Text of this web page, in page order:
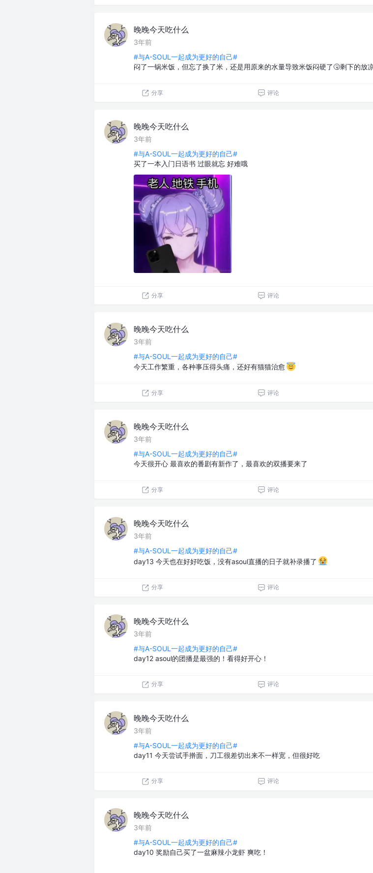
晚晚今天吃什么
3年前
#与A-SOUL一起成为更好的自己#
闷了一锅米饭，但忘了换了米，还是用原来的水量导致米饭闷硬了🤧剩下的放
分享 评论
晚晚今天吃什么
3年前
#与A-SOUL一起成为更好的自己#
买了一本入门日语书 过眼就忘 好难哦
分享 评论
晚晚今天吃什么
3年前
#与A-SOUL一起成为更好的自己#
今天工作繁重，各种事压得头痛，还好有猫猫治愈
分享 评论
晚晚今天吃什么
3年前
#与A-SOUL一起成为更好的自己#
今天很开心 最喜欢的番剧有新作了，最喜欢的双播要来了
分享 评论
晚晚今天吃什么
3年前
#与A-SOUL一起成为更好的自己#
day13 今天也在好好吃饭，没有asoul直播的日子就补录播了
分享 评论
晚晚今天吃什么
3年前
#与A-SOUL一起成为更好的自己#
day12 asoul的团播是最强的！看得好开心！
分享 评论
晚晚今天吃什么
3年前
#与A-SOUL一起成为更好的自己#
day11 今天尝试手擀面，刀工很差切出来不一样宽，但很好吃
分享 评论
晚晚今天吃什么
3年前
#与A-SOUL一起成为更好的自己#
day10 奖励自己买了一盆麻辣小龙虾 爽吃！